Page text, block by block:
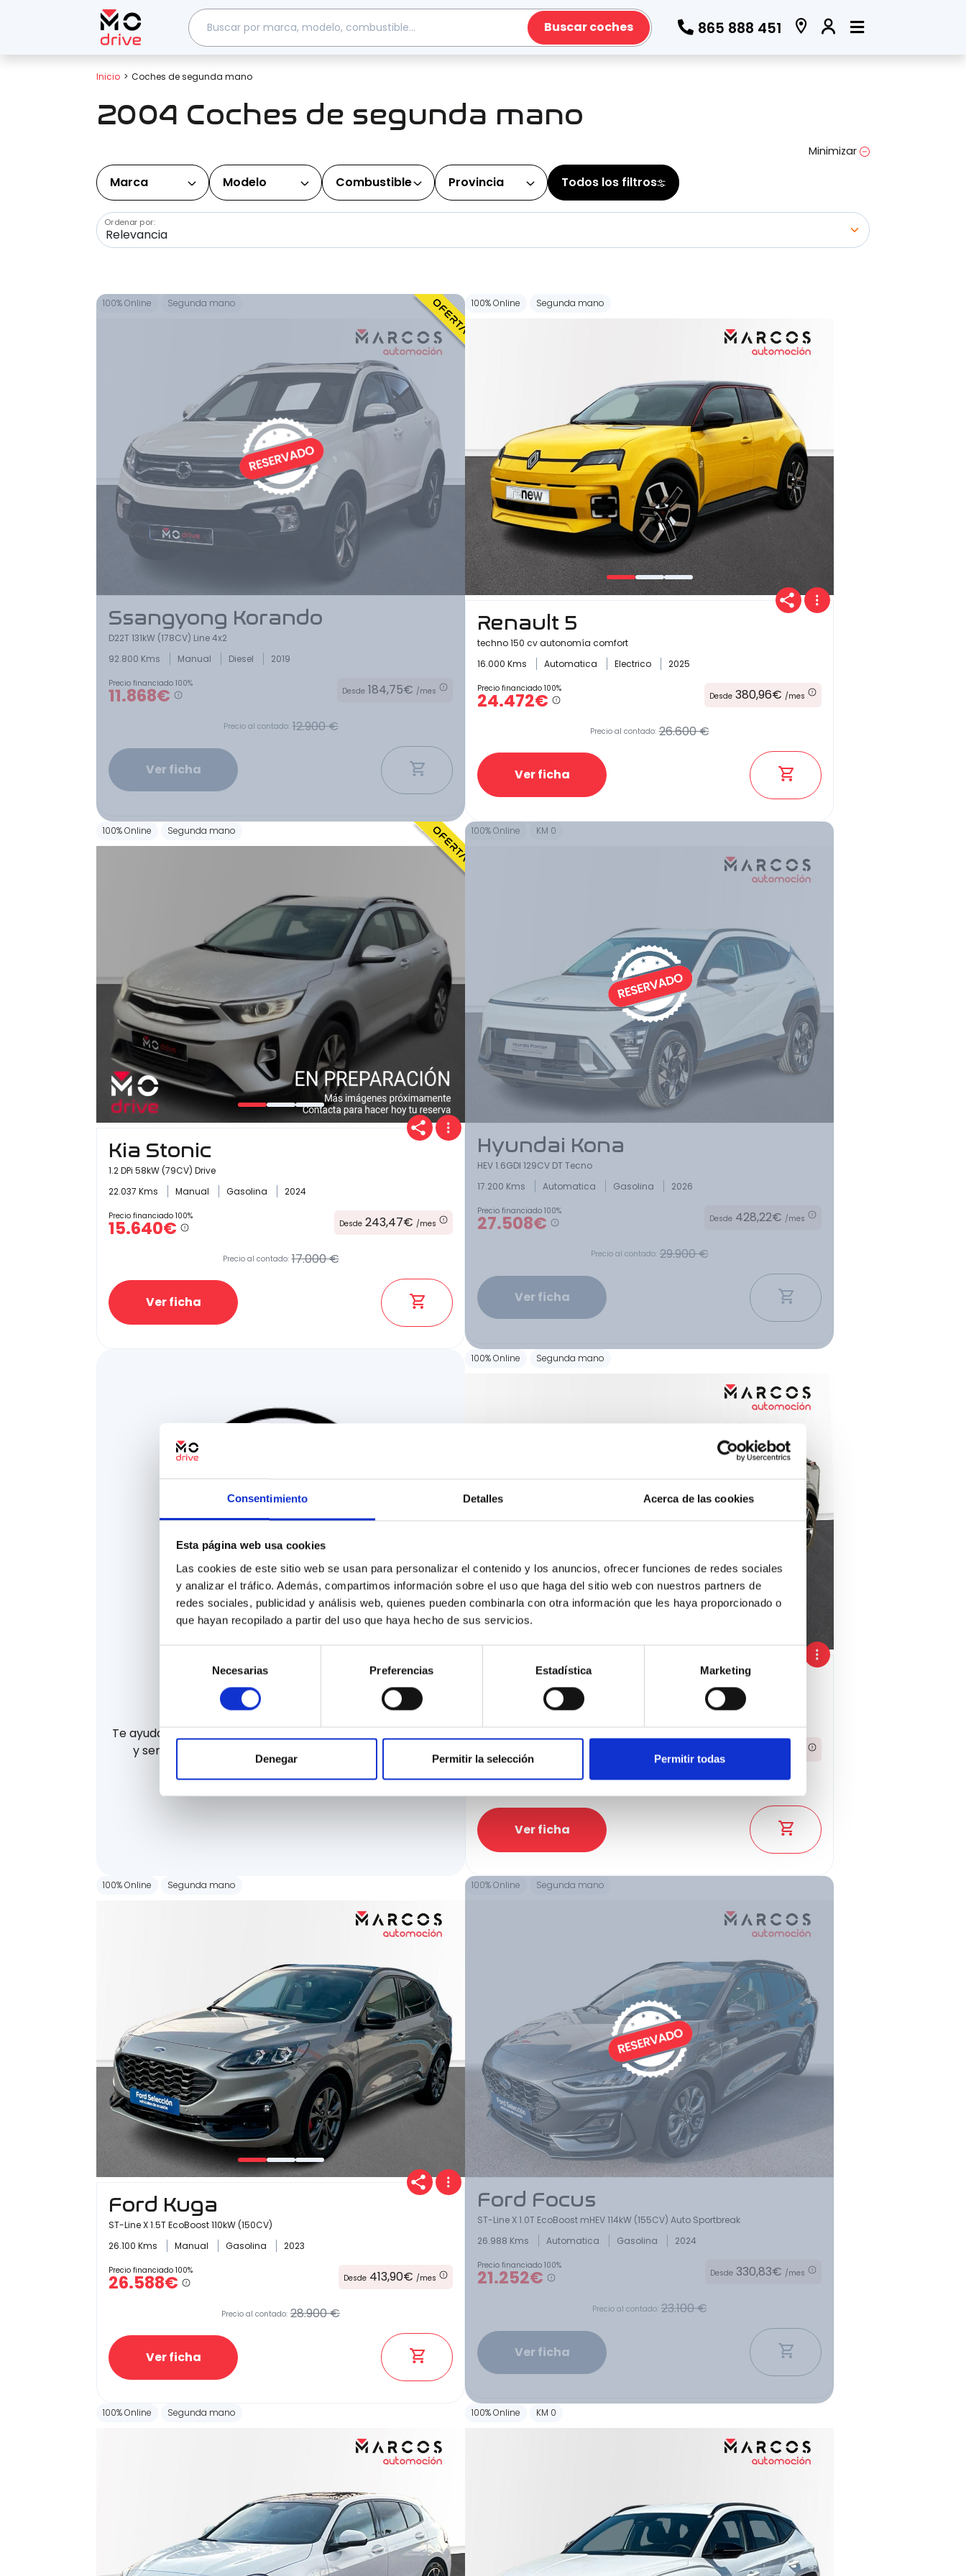
Consentimiento Detalles Acerca de las cookies
Esta página web usa cookies
Las cookies de este sitio web se usan para personalizar el contenido y los anuncios, ofrecer funciones de redes sociales
y analizar el tráfico. Además, compartimos información sobre el uso que haga del sitio web con nuestros partners de
redes sociales, publicidad y análisis web, quienes pueden combinarla con otra información que les haya proporcionado o
que hayan recopilado a partir del uso que haya hecho de sus servicios.
consentimiento
Necesarias Preferencias Estadística Marketing
Denegar Permitir la selección Permitir todas
Buscar coches 865 888 451
Inicio Coches de segunda mano
2004 Coches de segunda mano
Minimizar
Todos los filtros
Marca Modelo Combustible Provincia
Ordenar por:
Todos los filtros
(Elige una o varias marcas)
(Elige uno o varios modelos)
Precio
Ofertas
Cuota
Año
Kilómetros
Combustible
(Elige una o varias opciones)
Etiqueta medioambiental
Potencia
Provincia
Ver los 2004 coches
100% Online Segunda mano
Ssangyong Korando
D22T 131kW (178CV) Line 4x2
92.800 Kms
Manual Diesel 2019
Precio financiado 100%
11.868€ Desde 184,75€ /mes
Precio al contado: 12.900 €
Ver ficha
100% Online Segunda mano
Renault 5
techno 150 cv autonomía comfort
16.000 Kms
Automatica Electrico 2025
Precio financiado 100%
24.472€ Desde 380,96€ /mes
Precio al contado: 26.600 €
Ver ficha
100% Online Segunda mano
Kia Stonic
1.2 DPi 58kW (79CV) Drive
22.037 Kms
Manual Gasolina 2024
Precio financiado 100%
15.640€ Desde 243,47€ /mes
Precio al contado: 17.000 €
Ver ficha
100% Online KM 0
Hyundai Kona
HEV 1.6GDI 129CV DT Tecno
17.200 Kms
Automatica Gasolina 2026
Precio financiado 100%
27.508€ Desde 428,22€ /mes
Precio al contado: 29.900 €
Ver ficha
La mejor financiación
Te ayudamos a financiar tu coche de la manera más rápida
y sencilla. Te ayudamos a conseguir hasta el 100% de
financiación.
100% Online Segunda mano
Nissan Qashqai
DIG-T 103kW (140CV) mHEV 4x2 Tekna
Precio financiado 100%
25.250€
27.250 €
Ver ficha
100% Online Segunda mano
Ford Kuga
ST-Line X 1.5T EcoBoost 110kW (150CV)
26.100 Kms
Manual Gasolina 2023
Precio financiado 100%
26.588€ Desde 413,90€ /mes
Precio al contado: 28.900 €
Ver ficha
100% Online Segunda mano
Ford Focus
ST-Line X 1.0T EcoBoost mHEV 114kW (155CV) Auto Sportbreak
26.988 Kms
Automatica Gasolina 2024
Precio financiado 100%
21.252€ Desde 330,83€ /mes
Precio al contado: 23.100 €
Ver ficha
100% Online Segunda mano 100% Online KM 0